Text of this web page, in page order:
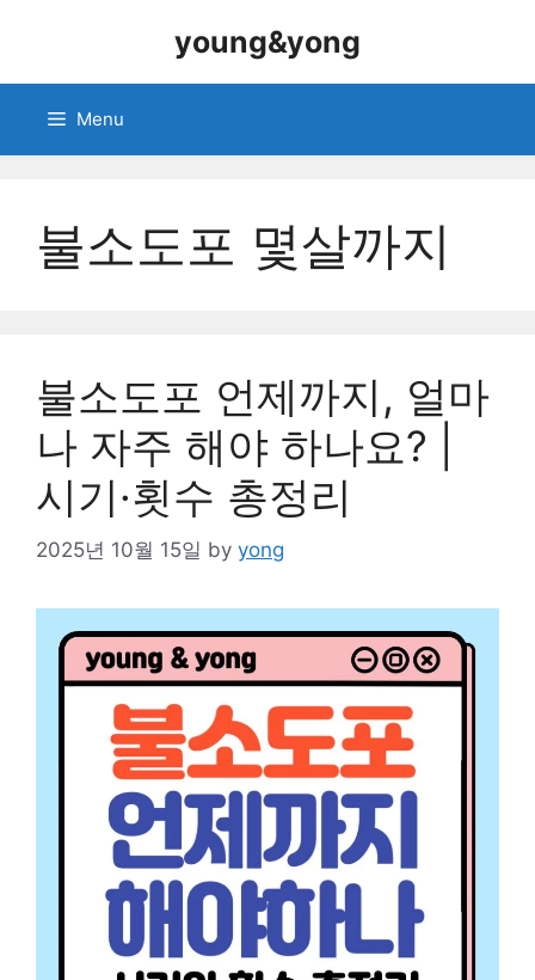
young&yong
Menu
불소도포 몇살까지
불소도포 언제까지, 얼마
나 자주 해야 하나요? |
시기·횟수 총정리
2025년 10월 15일 by yong